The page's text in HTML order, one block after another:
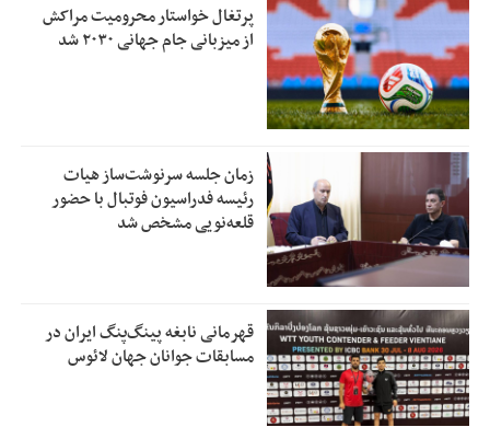
پرتغال خواستار محرومیت مراکش
از میزبانی جام جهانی ۲۰۳۰ شد
زمان جلسه سرنوشت‌ساز هیات
رئیسه فدراسیون فوتبال با حضور
قلعه‌نویی مشخص شد
قهرمانی نابغه پینگ‌پنگ ایران در
مسابقات جوانان جهان لائوس